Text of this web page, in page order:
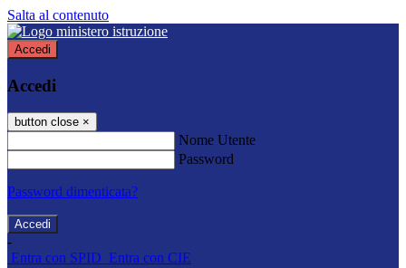
Salta al contenuto
Accedi
Accedi
button close ×
Nome Utente
Password
Password dimenticata?
-
Entra con SPID Entra con CIE